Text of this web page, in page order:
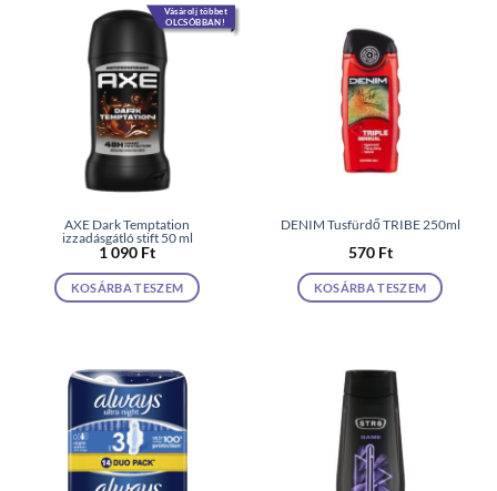
Vásárolj többet
OLCSÓBBAN!
AXE Dark Temptation
izzadásgátló stift 50 ml
1 090 Ft
KOSÁRBA TESZEM
DENIM Tusfürdő TRIBE 250ml
570 Ft
KOSÁRBA TESZEM